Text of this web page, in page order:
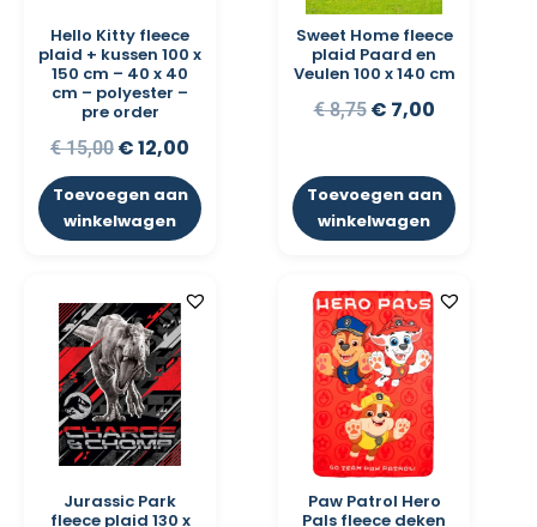
Hello Kitty fleece
plaid + kussen 100 x
150 cm – 40 x 40
cm – polyester –
pre order
€15,00 €12,00
Toevoegen aan
winkelwagen
Sweet Home fleece
plaid Paard en
Veulen 100 x 140 cm
€8,75 € 7,00
Toevoegen aan
winkelwagen
Jurassic Park
fleece plaid 130 x
Paw Patrol Hero
Pals fleece deken